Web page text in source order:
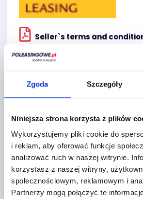
Zgoda Szczegóły
Niniejsza strona korzysta z plików
Wykorzystujemy pliki cookie do
i reklam, aby oferować funkcje
analizować ruch w naszej witrynie.
korzystasz z naszej witryny,
społecznościowym, reklamowym i
Partnerzy mogą połączyć te
Seller`s terms and
Localization:
+
−